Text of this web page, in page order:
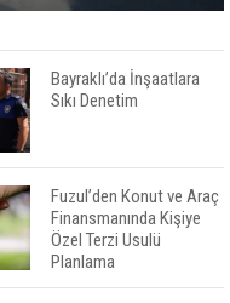
Bayraklı’da İnşaatlara
Sıkı Denetim
Fuzul’den Konut ve Araç
Finansmanında Kişiye
Özel Terzi Usulü
Planlama